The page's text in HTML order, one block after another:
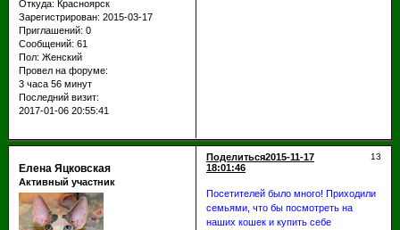
Откуда: Красноярск
Зарегистрирован: 2015-03-17
Приглашений: 0
Сообщений: 61
Пол: Женский
Провел на форуме:
3 часа 56 минут
Последний визит:
2017-01-06 20:55:41
Поделиться 13
2015-11-17
18:01:46
Елена Яцковская
Активный участник
Посетителей было много! Приходили
семьями, что бы посмотреть на
наших кошек и купить себе